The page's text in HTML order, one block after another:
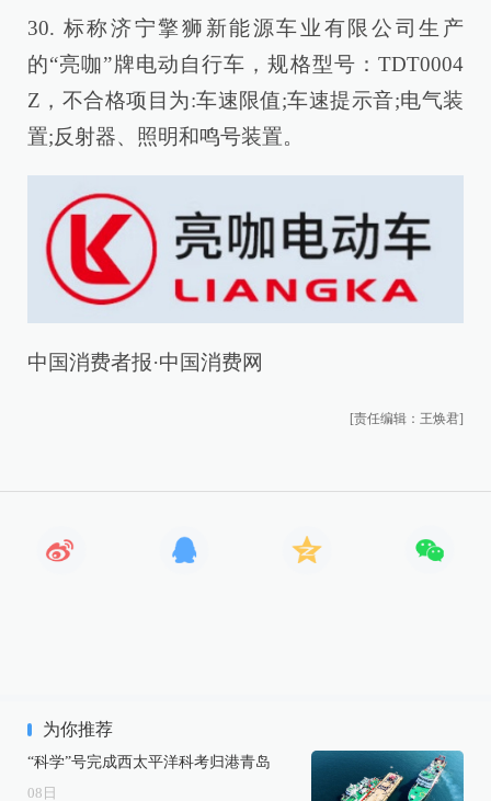
30. 标称济宁擎狮新能源车业有限公司生产
的“亮咖”牌电动自行车，规格型号：TDT0004
Z，不合格项目为:车速限值;车速提示音;电气装
置;反射器、照明和鸣号装置。
中国消费者报·中国消费网
[责任编辑：王焕君]
为你推荐
“科学”号完成西太平洋科考归港青岛
08 日